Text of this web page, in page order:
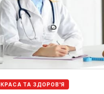
КРАСА ТА ЗДОРОВ'Я